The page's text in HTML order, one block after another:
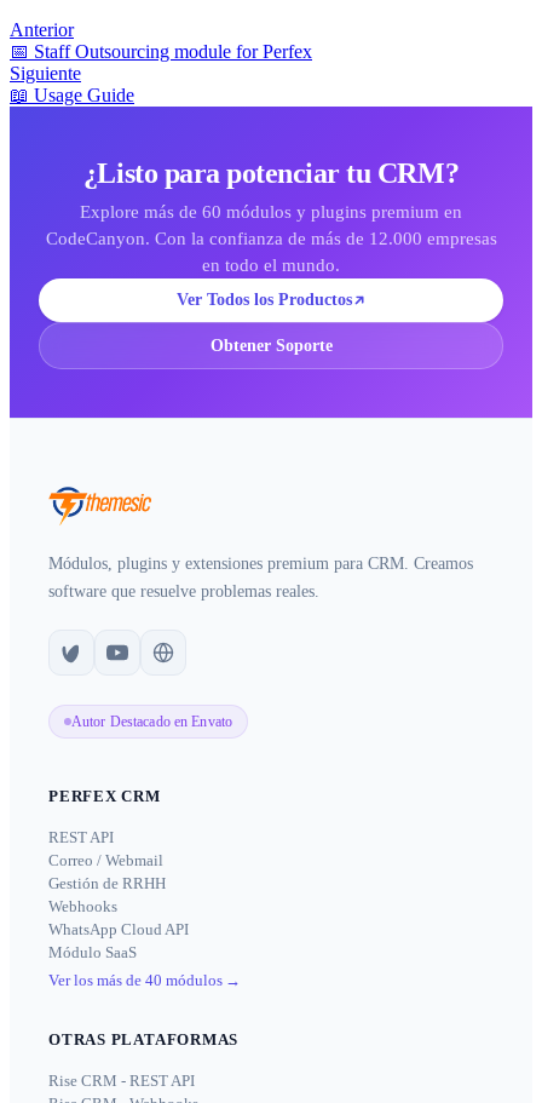
Anterior
📅 Staff Outsourcing module for Perfex
Siguiente
📖 Usage Guide
¿Listo para potenciar tu CRM?
Explore más de 60 módulos y plugins premium en
CodeCanyon. Con la confianza de más de 12.000 empresas
en todo el mundo.
Ver Todos los Productos
Obtener Soporte
Módulos, plugins y extensiones premium para CRM. Creamos
software que resuelve problemas reales.
Autor Destacado en Envato
PERFEX CRM
REST API
Correo / Webmail
Gestión de RRHH
Webhooks
WhatsApp Cloud API
Módulo SaaS
Ver los más de 40 módulos →
OTRAS PLATAFORMAS
Rise CRM - REST API